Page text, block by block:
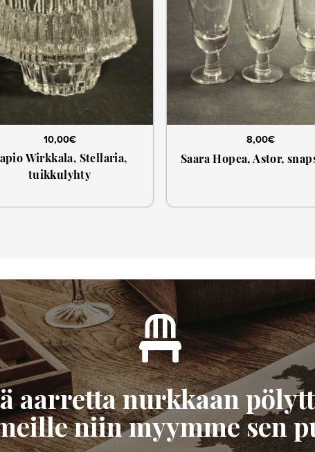
10,00€
Wirkkala, Stellaria,
tuikkulyhty
8,00€
Saara Hopea, Astor,
aarretta nurkkaan
niin myymme sen